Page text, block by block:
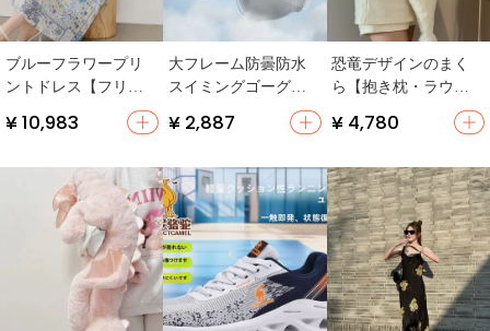
ブルーフラワープリ
ントドレス【フリル
付き・Vネック・チュ
ニックスタイル・シ
（セットアップ対
¥ 10,983
大フレーム防曇防水
スイミングゴーグル
【男女兼用・快適な
つけ心地・シンプル
¥ 2,887
恐竜デザインのまく
ら【抱き枕・ラウン
¥ 4,780